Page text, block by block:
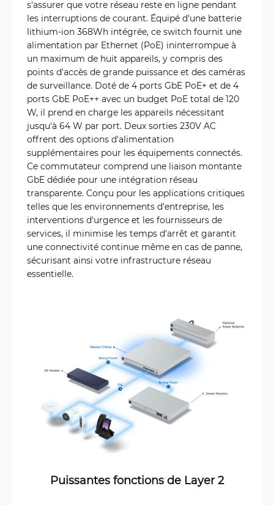
s'assurer que votre réseau reste en ligne pendant
les interruptions de courant. Équipé d'une batterie
lithium-ion 368Wh intégrée, ce switch fournit une
alimentation par Ethernet (PoE) ininterrompue à
un maximum de huit appareils, y compris des
points d'accès de grande puissance et des caméras
de surveillance. Doté de 4 ports GbE PoE+ et de 4
ports GbE PoE++ avec un budget PoE total de 120
W, il prend en charge les appareils nécessitant
jusqu'à 64 W par port. Deux sorties 230V AC
offrent des options d'alimentation
supplémentaires pour les équipements connectés.
Ce commutateur comprend une liaison montante
GbE dédiée pour une intégration réseau
transparente. Conçu pour les applications critiques
telles que les environnements d'entreprise, les
interventions d'urgence et les fournisseurs de
services, il minimise les temps d'arrêt et garantit
une connectivité continue même en cas de panne,
sécurisant ainsi votre infrastructure réseau
essentielle.
Puissantes fonctions de Layer 2